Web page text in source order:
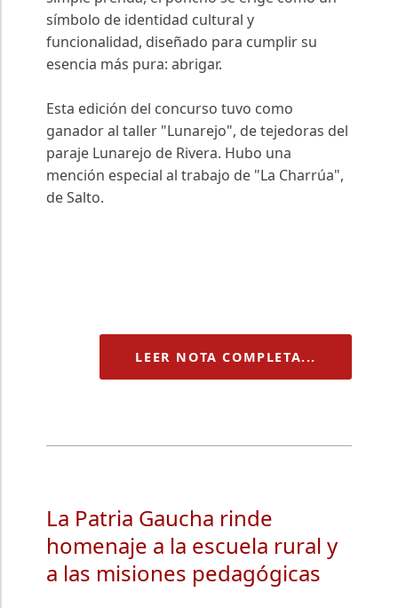
símbolo de identidad cultural y
funcionalidad, diseñado para cumplir su
esencia más pura: abrigar.
Esta edición del concurso tuvo como
ganador al taller "Lunarejo", de tejedoras del
paraje Lunarejo de Rivera. Hubo una
mención especial al trabajo de "La Charrúa",
de Salto.
LEER NOTA COMPLETA...
La Patria Gaucha rinde
homenaje a la escuela rural y
a las misiones pedagógicas